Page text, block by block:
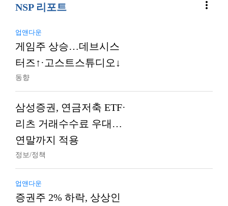
NSP 리포트 more_vert
업앤다운
게임주 상승…데브시스
터즈↑·고스트스튜디오↓
동향
삼성증권, 연금저축 ETF·
리츠 거래수수료 우대…
연말까지 적용
정보/정책
업앤다운
증권주 2% 하락, 상상인